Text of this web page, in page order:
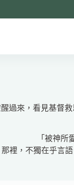
過來，看見基督
「被神所
那裡，不獨在乎言